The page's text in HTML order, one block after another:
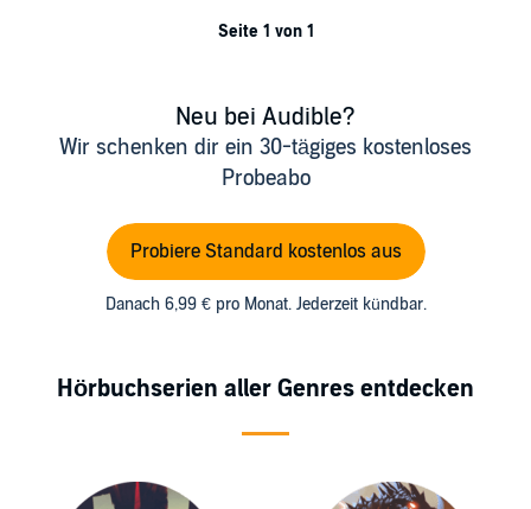
Seite 1 von 1
Neu bei Audible?
Wir schenken dir ein 30-tägiges kostenloses
Probeabo
Probiere Standard kostenlos aus
Danach 6,99 € pro Monat. Jederzeit kündbar.
Hörbuchserien aller Genres entdecken